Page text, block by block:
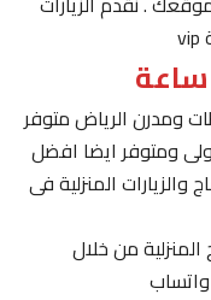
الرياض متوفر
ومتوفر ايضا افضل
المنزلية فى
من خلال